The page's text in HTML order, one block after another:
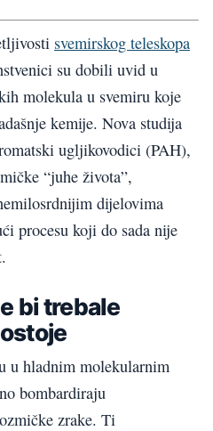
svemirskog teleskopa
su dobili uvid u
molekula u svemiru koje
kemije. Nova studija
ugljikovodici (PAH),
“juhe života”,
dijelovima
procesu koji do sada nije
bi trebale
u hladnim molekularnim
bombardiraju
zrake. Ti